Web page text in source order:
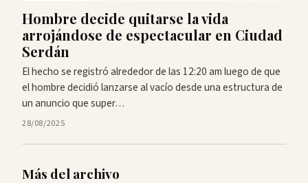
Hombre decide quitarse la vida
arrojándose de espectacular en Ciudad
Serdán
El hecho se registró alrededor de las 12:20 am luego de que
el hombre decidió lanzarse al vacío desde una estructura de
un anuncio que super…
28/08/2025
Más del archivo